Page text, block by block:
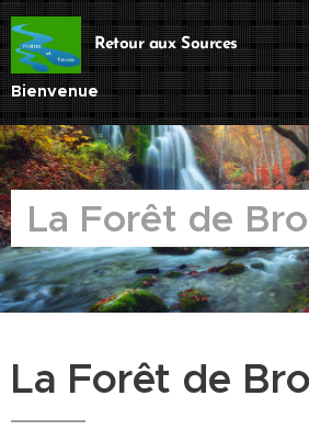
Retour aux Sources
Bienvenue
La Forêt de
La Forêt de